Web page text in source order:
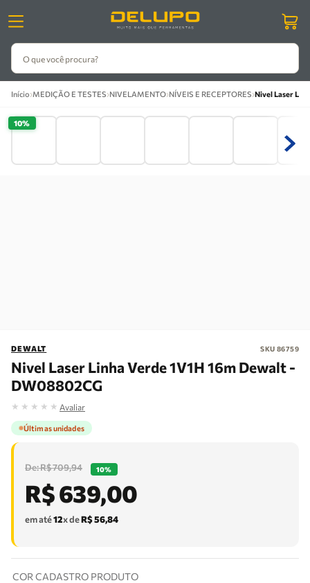
O que você procura?
Início›MEDIÇÃO E TESTES›NIVELAMENTO›NÍVEIS E RECEPTORES›Nivel Laser
10%
DEWALT SKU 86759
Nivel Laser Linha Verde 1V1H 16m Dewalt -
DW08802CG
★ ★ ★ ★ ★ Avaliar
Últimas unidades
R$709,94 10%
R$639,00
em até12x deR$56,84
COR CADASTRO PRODUTO